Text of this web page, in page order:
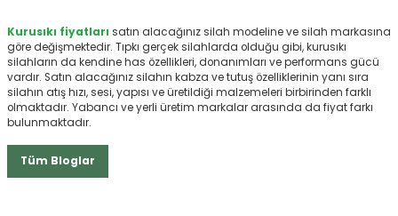
Kurusıkı fiyatları satın alacağınız silah modeline ve silah markasına
göre değişmektedir. Tıpkı gerçek silahlarda olduğu gibi, kurusıkı
silahların da kendine has özellikleri, donanımları ve performans gücü
vardır. Satın alacağınız silahın kabza ve tutuş özelliklerinin yanı sıra
silahın atış hızı, sesi, yapısı ve üretildiği malzemeleri birbirinden farklı
olmaktadır. Yabancı ve yerli üretim markalar arasında da fiyat farkı
bulunmaktadır.
Tüm Bloglar